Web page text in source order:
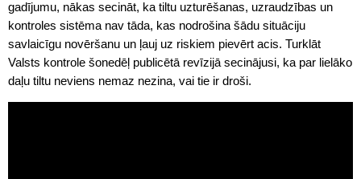
gadījumu, nākas secināt, ka tiltu uzturēšanas, uzraudzības un
kontroles sistēma nav tāda, kas nodrošina šādu situāciju
savlaicīgu novēršanu un ļauj uz riskiem pievērt acis. Turklāt
Valsts kontrole šonedēļ publicētā revīzijā secinājusi, ka par lielāko
daļu tiltu neviens nemaz nezina, vai tie ir droši.